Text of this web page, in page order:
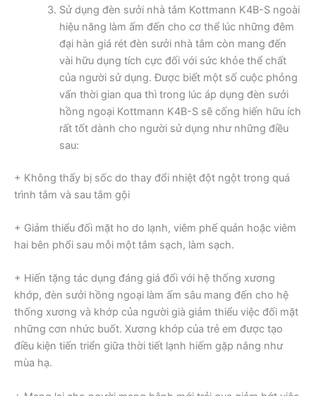
Sử dụng đèn sưởi nhà tắm Kottmann K4B-S ngoài
hiệu năng làm ấm đến cho cơ thể lúc những đêm
đại hàn giá rét đèn sưởi nhà tắm còn mang đến
vài hữu dụng tích cực đối với sức khỏe thể chất
của người sử dụng. Được biết một số cuộc phỏng
vấn thời gian qua thì trong lúc áp dụng đèn sưởi
hồng ngoại Kottmann K4B-S sẽ cống hiến hữu ích
rất tốt dành cho người sử dụng như những điều
sau:
+ Không thấy bị sốc do thay đổi nhiệt đột ngột trong quá
trình tắm và sau tắm gội
+ Giảm thiểu đối mặt ho do lạnh, viêm phế quản hoặc viêm
hai bên phổi sau mỗi một tắm sạch, làm sạch.
+ Hiến tặng tác dụng đáng giá đối với hệ thống xương
khớp, đèn sưởi hồng ngoại làm ấm sâu mang đến cho hệ
thống xương và khớp của người già giảm thiểu việc đối mặt
những cơn nhức buốt. Xương khớp của trẻ em được tạo
điều kiện tiến triển giữa thời tiết lạnh hiếm gặp nắng như
mùa hạ.